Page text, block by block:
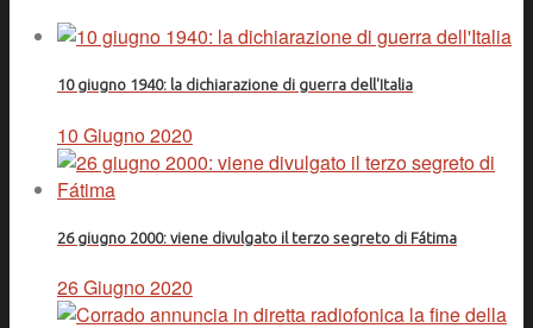
10 giugno 1940: la dichiarazione di guerra dell'Italia
10 Giugno 2020
26 giugno 2000: viene divulgato il terzo segreto di Fátima
26 Giugno 2020